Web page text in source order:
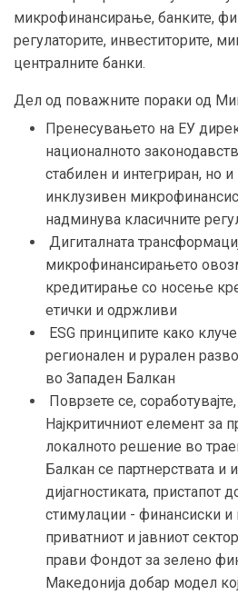
микрофинансирање, банките,
регулаторите, инвеститорите,
централните банки.
Дел од поважните пораки од
Пренесувањето на ЕУ
националното
стабилен и интегриран, но
инклузивен
надминува класичните
Дигиталната
микрофинансирањето
кредитирање со носење
етички и одржливи
ESG принципите како
регионален и рурален
во Западен Балкан
Поврзете се,
Најкритичниот елемент за
локалното решение во
Балкан се партнерствата и
дијагностиката, пристапот
стимулации - финансиски
приватниот и јавниот
прави Фондот за зелено
Македонија добар модел